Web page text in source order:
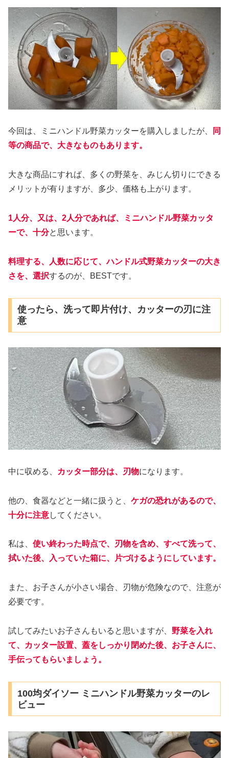
今回は、ミニハンドル野菜カッターを購入しましたが、
同
等の商品で、大きなものもあります。
大きな商品にすれば、多くの野菜を、みじん切りにできる
メリットが有りますが、多少、価格も上がります。
1人分、又は、2人分であれば、ミニハンドル野菜カッタ
ーで、十分と思います。
料理する、人数に応じて、ハンドル式野菜カッターの大き
さを、選択するのが、BESTです。
使ったら、洗って即片付け、カッターの刃に注
意
中に収める、 カッター部分は、刃物になります。
他の、食器などと一緒に扱うと、 ケガの恐れがあるので、
十分に注意してください。
私は、 使い終わった時点で、刃物を含め、すべて洗って、
拭いた後、入っていた箱に、片づけるようにしています。
また、お子さんが小さい場合、刃物が危険なので、注意が
必要です。
試してみたいお子さんもいると思いますが、 野菜を入れ
て、カッター設置、蓋をしっかり閉めた後、お子さんに、
手伝ってもらいましょう。
100均ダイソー ミニハンドル野菜カッターのレ
ビュー